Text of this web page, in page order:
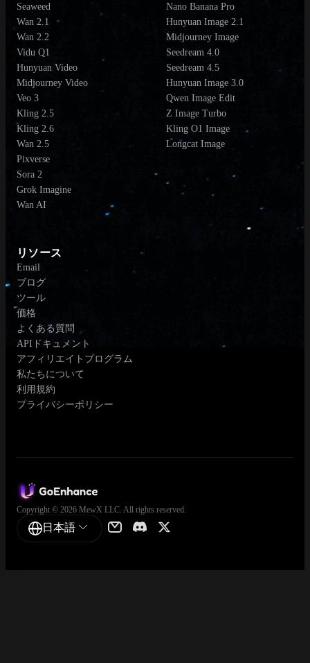
Seaweed
Wan 2.1
Wan 2.2
Vidu Q1
Hunyuan Video
Midjourney Video
Veo 3
Kling 2.5
Kling 2.6
Wan 2.5
Pixverse
Sora 2
Grok Imagine
Wan AI
Nano Banana Pro
Hunyuan Image 2.1
Midjourney Image
Seedream 4.0
Seedream 4.5
Hunyuan Image 3.0
Qwen Image Edit
Z Image Turbo
Kling O1 Image
Longcat Image
リソース
Email
ブログ
ツール
価格
よくある質問
APIドキュメント
アフィリエイトプログラム
私たちについて
利用規約
プライバシーポリシー
Copyright © 2026 MewX LLC. All rights reserved.
日本語